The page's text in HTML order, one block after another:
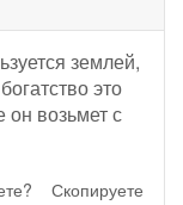
землей,
это
он возьмет с
Скопируете